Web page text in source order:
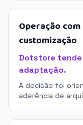
Operação
customização
Dotstore tende
adaptação.
A decisão foi
aderência de